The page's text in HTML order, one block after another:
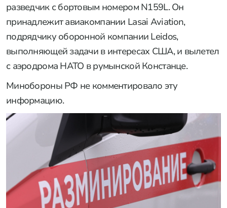
разведчик с бортовым номером N159L. Он
принадлежит авиакомпании Lasai Aviation,
подрядчику оборонной компании Leidos,
выполняющей задачи в интересах США, и вылетел
с аэродрома НАТО в румынской Констанце.
Минобороны РФ не комментировало эту
информацию.